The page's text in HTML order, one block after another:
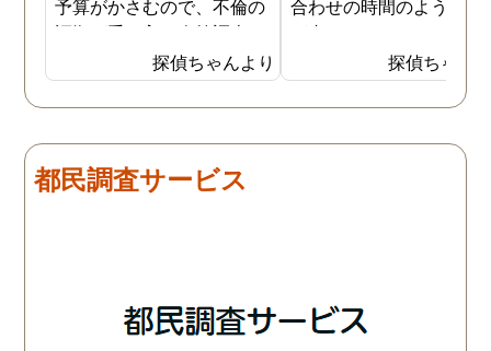
予算がかさむので、不倫の
証拠が手に入り次第調査を
打ち切ってもらう契約にし
ました。調査初日、その日
は夫は本当に仕事をしてい
目、夫は仕事を休みにして
おり、出張先で女性と1日
拠を手に入れることができ
探偵ちゃんより
合わせの時間のようなも
が書かれていました。こ
時になんとなく嫌な予感
したので、夫の身辺調査
会社での過ごし方を探偵
探偵に夫の会社の場所を
れました。調査の結果、
探偵ちゃん
都民調査サービス